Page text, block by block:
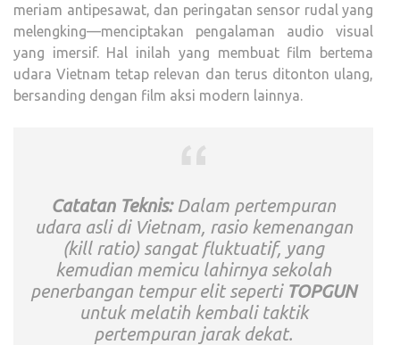
meriam antipesawat, dan peringatan sensor rudal yang
melengking—menciptakan pengalaman audio visual
yang imersif. Hal inilah yang membuat film bertema
udara Vietnam tetap relevan dan terus ditonton ulang,
bersanding dengan film aksi modern lainnya.
Catatan Teknis:Dalam pertempuran
udara asli di Vietnam, rasio kemenangan
(kill ratio) sangat fluktuatif, yang
kemudian memicu lahirnya sekolah
penerbangan tempur elit seperti TOPGUN
untuk melatih kembali taktik
pertempuran jarak dekat.